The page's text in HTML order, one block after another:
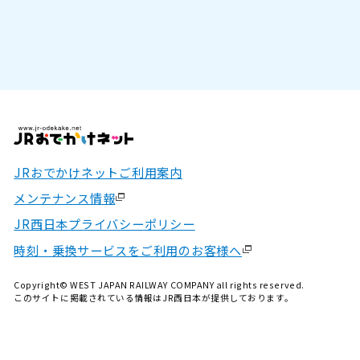
JRおでかけネットご利用案内
メンテナンス情報
JR西日本プライバシーポリシー
時刻・乗換サービスをご利用のお客様へ
Copyright© WEST JAPAN RAILWAY COMPANY all rights reserved.
このサイトに掲載されている情報はJR西日本が提供しております。